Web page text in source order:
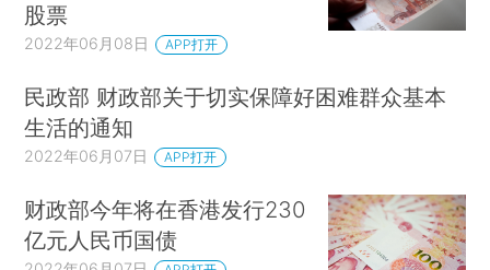
股票
2022年06月08日 APP打开
民政部 财政部关于切实保障好困难群众基本
生活的通知
2022年06月07日 APP打开
财政部今年将在香港发行230
亿元人民币国债